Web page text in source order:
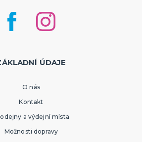
ÚDAJE
O nás
Kontakt
a výdejní místa
Možnosti dopravy